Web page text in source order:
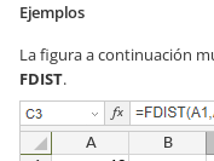
Ejemplos
La figura a continuación
FDIST.